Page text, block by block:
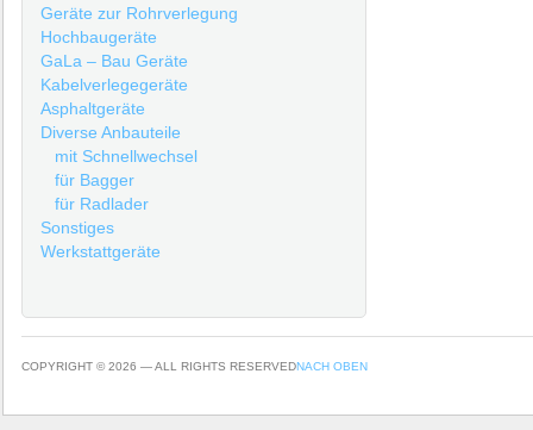
Geräte zur Rohrverlegung
Hochbaugeräte
GaLa – Bau Geräte
Kabelverlegegeräte
Asphaltgeräte
Diverse Anbauteile
mit Schnellwechsel
für Bagger
für Radlader
Sonstiges
Werkstattgeräte
COPYRIGHT © 2026 — ALL RIGHTS RESERVEDNACH OBEN